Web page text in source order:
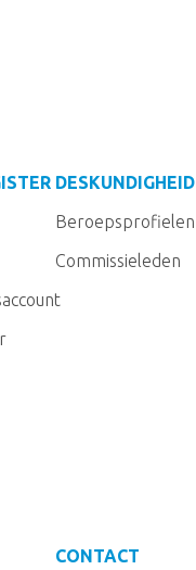
DESKUNDIGHEID
Beroepsprofielen
Commissieleden
CONTACT